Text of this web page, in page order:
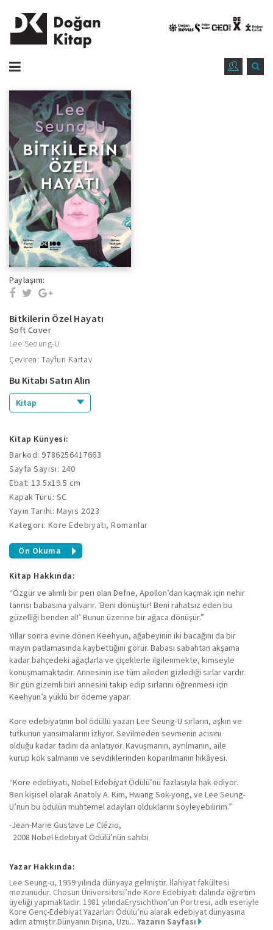
Paylaşım:
Bitkilerin Özel Hayatı
Soft Cover
Lee Seoung-U
Çeviren: Tayfun Kartav
Bu Kitabı Satın Alın
Kitap
Kitap Künyesi:
Barkod: 9786256417663
Sayfa Sayısı: 240
Ebat: 13.5x19.5 cm
Kapak Türü: SC
Yayın Tarihi: Mayıs 2023
Kategori: Kore Edebiyatı, Romanlar
Ön Okuma
Kitap Hakkında:
“Özgür ve alımlı bir peri olan Defne, Apollon’dan kaçmak için nehir
tanrısı babasına yalvarır. ‘Beni dönüştür! Beni rahatsız eden bu
güzelliği benden al!’ Bunun üzerine bir ağaca dönüşür.”
Yıllar sonra evine dönen Keehyun, ağabeyinin iki bacağını da bir
mayın patlamasında kaybettiğini görür. Babası sabahtan akşama
kadar bahçedeki ağaçlarla ve çiçeklerle ilgilenmekte, kimseyle
konuşmamaktadır. Annesinin ise tüm aileden gizlediği sırlar vardır.
Bir gün gizemli biri annesini takip edip sırlarını öğrenmesi için
Keehyun’a yüklü bir ödeme yapar.
Kore edebiyatının bol ödüllü yazarı Lee Seung-U sırların, aşkın ve
tutkunun yansımalarını izliyor. Sevilmeden sevmenin acısını
olduğu kadar tadını da anlatıyor. Kavuşmanın, ayrılmanın, aile
kurup kök salmanın ve sevdiklerinden koparılmanın hikâyesi.
“Kore edebiyatı, Nobel Edebiyat Ödülü’nü fazlasıyla hak ediyor.
Ben kişisel olarak Anatoly A. Kim, Hwang Sok-yong, ve Lee Seung-
U’nun bu ödülün muhtemel adayları olduklarını söyleyebilirim.”
-Jean-Marie Gustave Le Clézio,
2008 Nobel Edebiyat Ödülü’nün sahibi
Yazar Hakkında:
Lee Seung-u, 1959 yılında dünyaya gelmiştir. İlahiyat fakültesi
mezunudur. Chosun Üniversitesi’nde Kore Edebiyatı dalında öğretim
üyeliği yapmaktadır. 1981 yılındaErysichthon’un Portresi, adlı eseriyle
Kore Genç-Edebiyat Yazarları Ödülü’nü alarak edebiyat dünyasına
adım atmıştır.Dünyanın Dışına, Uzu... Yazarın Sayfası